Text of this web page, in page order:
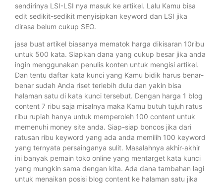
sendirinya LSI-LSI nya masuk ke artikel. Lalu Kamu bisa
edit sedikit-sedikit menyisipkan keyword dan LSI jika
dirasa belum cukup SEO.
jasa buat artikel biasanya mematok harga dikisaran 10ribu
untuk 500 kata. Siapkan dana yang cukup besar jika anda
ingin menggunakan penulis konten untuk mengisi artikel.
Dan tentu daftar kata kunci yang Kamu bidik harus benar-
benar sudah Anda riset terlebih dulu dan yakin bisa
halaman satu di kata kunci tersebut. Dengan harga 1 blog
content 7 ribu saja misalnya maka Kamu butuh tujuh ratus
ribu rupiah hanya untuk memperoleh 100 content untuk
memenuhi money site anda. Siap-siap boncos jika dari
ratusan ribu keyword yang ada anda memilih 100 keyword
yang ternyata persainganya sulit. Masalahnya akhir-akhir
ini banyak pemain toko online yang mentarget kata kunci
yang mungkin sama dengan kita. Ada dana tambahan lagi
untuk menaikan posisi blog content ke halaman satu jika